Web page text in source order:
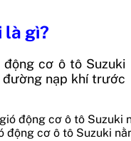
là gì?
cơ ô tô Suzuki
đường nạp khí trước
động cơ ô tô Suzuki